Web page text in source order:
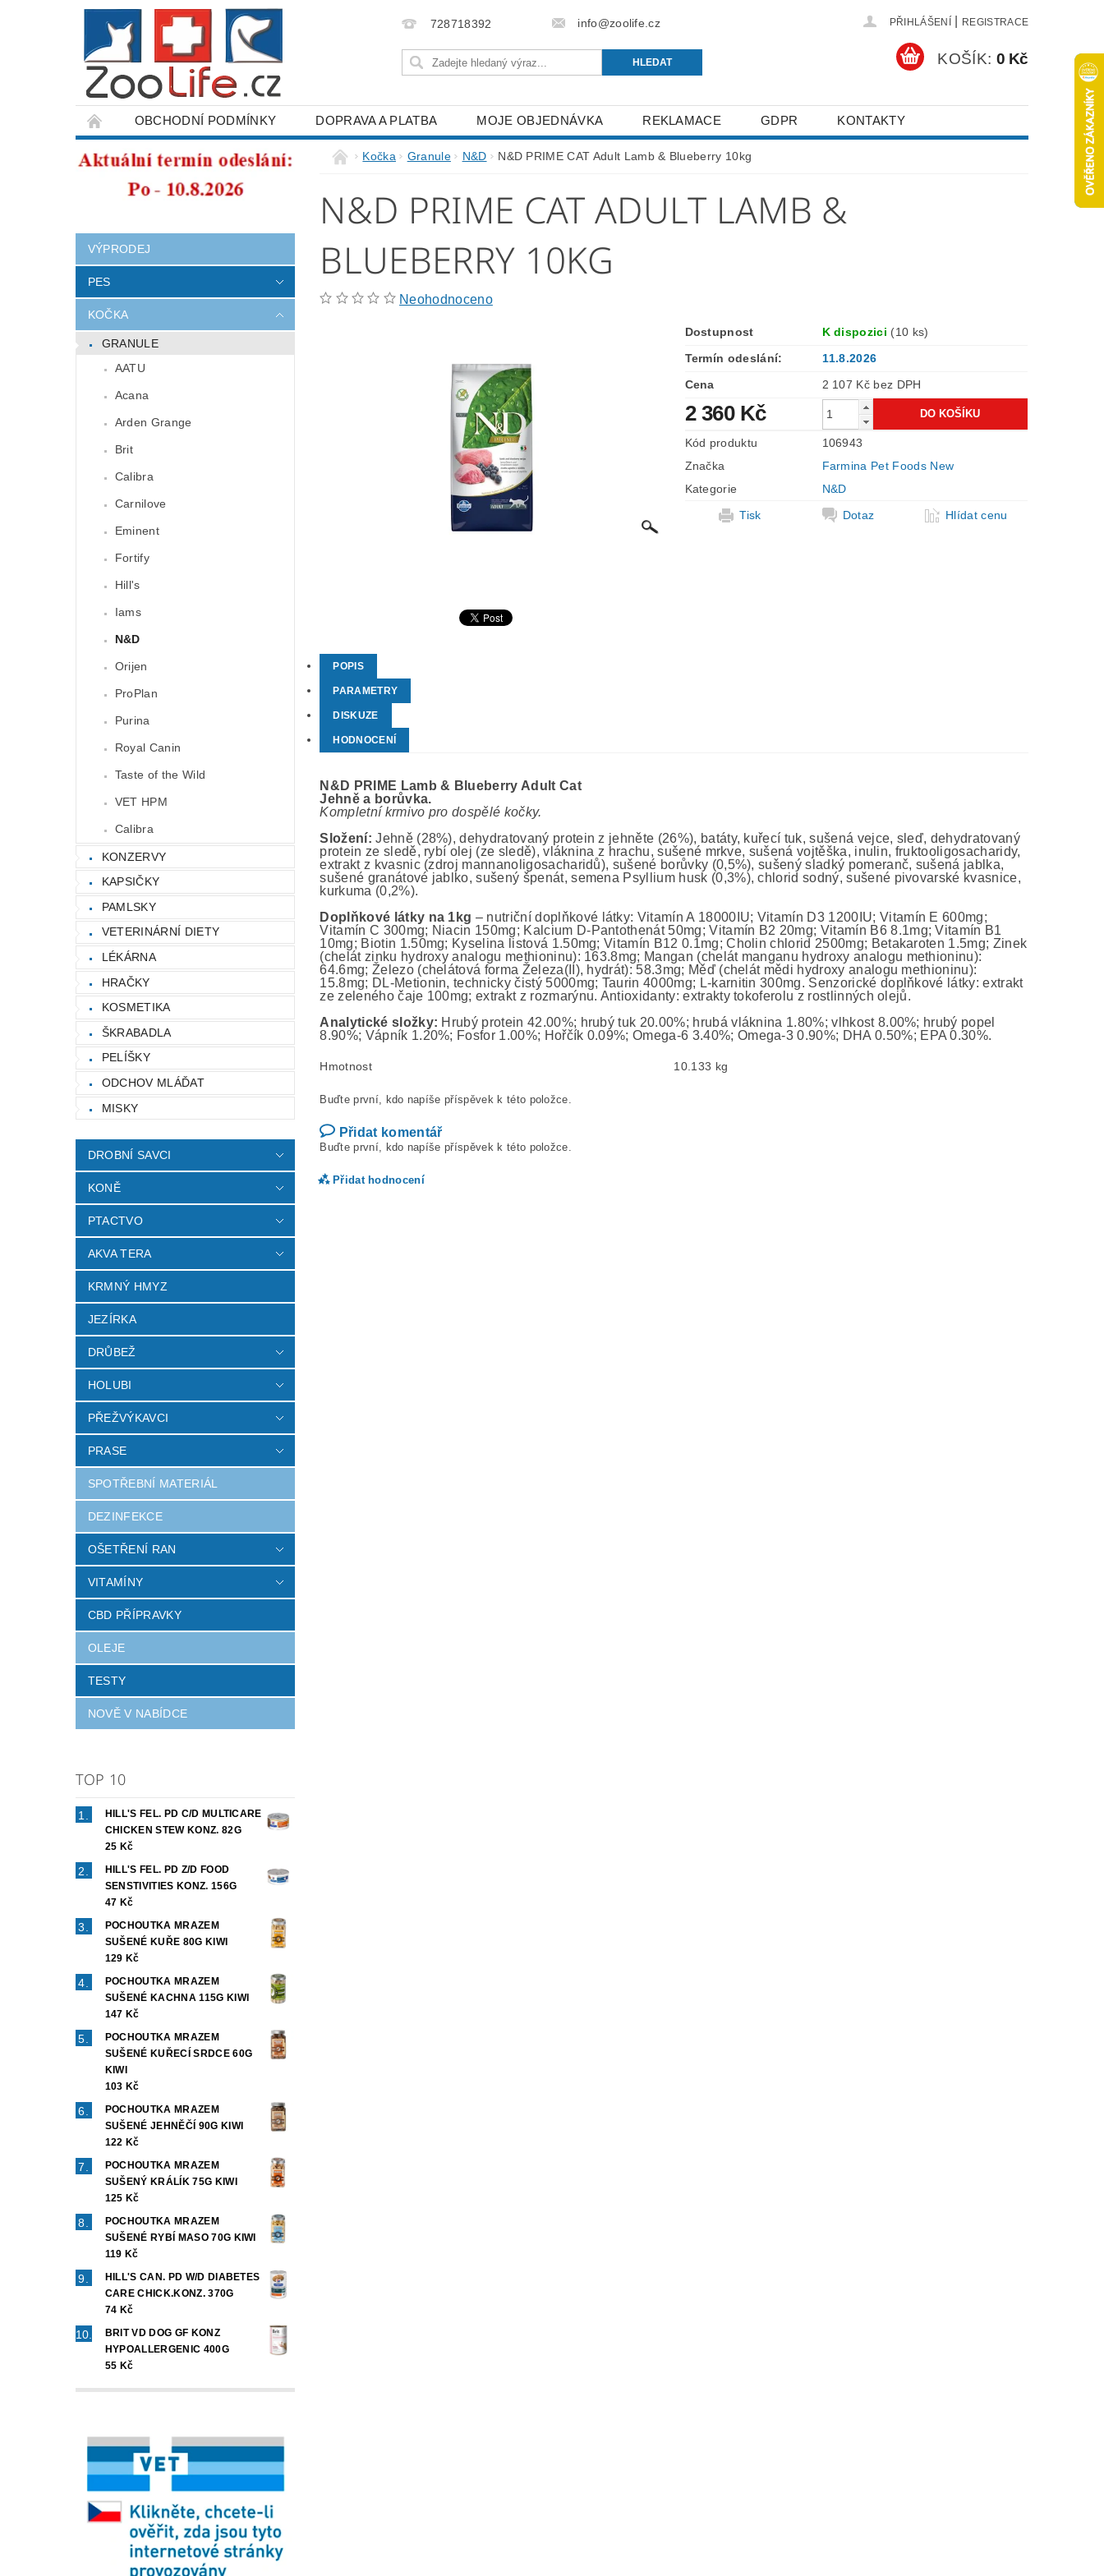
728718392 info@zoolife.cz PŘIHLÁŠENÍ REGISTRACE
KOŠÍK: 0 Kč
OBCHODNÍ PODMÍNKY DOPRAVA A PLATBA MOJE OBJEDNÁVKA REKLAMACE GDPR KONTAKTY
ODSTOUPENÍ OD SMLOUVY
VÝPRODEJ
PES
KOČKA
GRANULE
AATU
Acana
Arden Grange
Brit
Calibra
Carnilove
Eminent
Fortify
Hill's
Iams
N&D
Orijen
ProPlan
Purina
Royal Canin
Taste of the Wild
VET HPM
Calibra
KONZERVY
KAPSIČKY
PAMLSKY
VETERINÁRNÍ DIETY
LÉKÁRNA
HRAČKY
KOSMETIKA
ŠKRABADLA
PELÍŠKY
ODCHOV MLÁĎAT
MISKY
DROBNÍ SAVCI
KONĚ
PTACTVO
AKVA TERA
KRMNÝ HMYZ
JEZÍRKA
DRŮBEŽ
HOLUBI
PŘEŽVÝKAVCI
PRASE
SPOTŘEBNÍ MATERIÁL
DEZINFEKCE
OŠETŘENÍ RAN
VITAMÍNY
CBD PŘÍPRAVKY
OLEJE
TESTY
NOVĚ V NABÍDCE
TOP 10
HILL'S FEL. PD C/D MULTICARE
CHICKEN STEW KONZ. 82G
25 Kč
HILL'S FEL. PD Z/D FOOD
SENSTIVITIES KONZ. 156G
47 Kč
POCHOUTKA MRAZEM
SUŠENÉ KUŘE 80G KIWI
129 Kč
POCHOUTKA MRAZEM
SUŠENÉ KACHNA 115G KIWI
147 Kč
POCHOUTKA MRAZEM
SUŠENÉ KUŘECÍ SRDCE 60G
KIWI
103 Kč
POCHOUTKA MRAZEM
SUŠENÉ JEHNĚČÍ 90G KIWI
122 Kč
POCHOUTKA MRAZEM
SUŠENÝ KRÁLÍK 75G KIWI
125 Kč
POCHOUTKA MRAZEM
SUŠENÉ RYBÍ MASO 70G KIWI
119 Kč
HILL'S CAN. PD W/D DIABETES
CARE CHICK.KONZ. 370G
74 Kč
BRIT VD DOG GF KONZ
HYPOALLERGENIC 400G
55 Kč
Kočka Granule N&D N&D PRIME CAT Adult Lamb & Blueberry 10kg
N&D PRIME CAT ADULT LAMB &
BLUEBERRY 10KG
Neohodnoceno
Dostupnost K dispozici (10 ks)
Termín odeslání:
11.8.2026
Cena
2 107 Kč bez DPH
2 360 Kč
Kód produktu
106943
Značka
Farmina Pet Foods New
Kategorie
N&D
Tisk
Dotaz Hlídat cenu
POPIS
PARAMETRY
DISKUZE
HODNOCENÍ
N&D PRIME Lamb & Blueberry Adult Cat
Jehně a borůvka.
Kompletní krmivo pro dospělé kočky.
Složení: Jehně (28%), dehydratovaný protein z jehněte (26%), batáty, kuřecí tuk, sušená vejce, sleď, dehydratovaný
protein ze sledě, rybí olej (ze sledě), vláknina z hrachu, sušené mrkve, sušená vojtěška, inulin, fruktooligosacharidy,
extrakt z kvasnic (zdroj mannanoligosacharidů), sušené borůvky (0,5%), sušený sladký pomeranč, sušená jablka,
sušené granátové jablko, sušený špenát, semena Psyllium husk (0,3%), chlorid sodný, sušené pivovarské kvasnice,
kurkuma (0,2%).
Doplňkové látky na 1kg – nutriční doplňkové látky: Vitamín A 18000IU; Vitamín D3 1200IU; Vitamín E 600mg;
Vitamín C 300mg; Niacin 150mg; Kalcium D-Pantothenát 50mg; Vitamín B2 20mg; Vitamín B6 8.1mg; Vitamín B1
10mg; Biotin 1.50mg; Kyselina listová 1.50mg; Vitamín B12 0.1mg; Cholin chlorid 2500mg; Betakaroten 1.5mg; Zinek
(chelát zinku hydroxy analogu methioninu): 163.8mg; Mangan (chelát manganu hydroxy analogu methioninu):
64.6mg; Železo (chelátová forma Železa(II), hydrát): 58.3mg; Měď (chelát mědi hydroxy analogu methioninu):
15.8mg; DL-Metionin, technicky čistý 5000mg; Taurin 4000mg; L-karnitin 300mg. Senzorické doplňkové látky: extrakt
ze zeleného čaje 100mg; extrakt z rozmarýnu. Antioxidanty: extrakty tokoferolu z rostlinných olejů.
Analytické složky: Hrubý protein 42.00%; hrubý tuk 20.00%; hrubá vláknina 1.80%; vlhkost 8.00%; hrubý popel
8.90%; Vápník 1.20%; Fosfor 1.00%; Hořčík 0.09%; Omega-6 3.40%; Omega-3 0.90%; DHA 0.50%; EPA 0.30%.
Hmotnost 10.133 kg
Buďte první, kdo napíše příspěvek k této položce.
Přidat komentář
Buďte první, kdo napíše příspěvek k této položce.
Přidat hodnocení